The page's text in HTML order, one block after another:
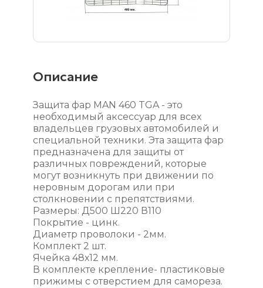
Описание
Защита фар MAN 460 TGA - это
необходимый аксессуар для всех
владельцев грузовых автомобилей и
специальной техники. Эта защита фар
предназначена для защиты от
различных повреждений, которые
могут возникнуть при движении по
неровным дорогам или при
столкновении с препятствиями.
Размеры: Д500 Ш220 В110
Покрытие - цинк.
Диаметр проволоки - 2мм.
Комплект 2 шт.
Ячейка 48х12 мм.
В комплекте крепление- пластиковые
прижимы с отверстием для самореза.